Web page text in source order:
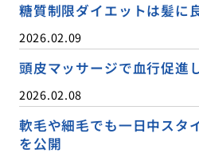
糖質制限ダイエットは髪に
2026.02.09
頭皮マッサージで血行促進
2026.02.08
軟毛や細毛でも一日中スタ
を公開